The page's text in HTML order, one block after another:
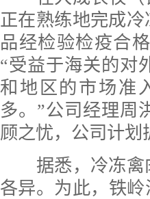
正在熟练地完成
品经检验检疫合
“受益于海关的对
和地区的市场准
多。”公司经理周
顾之忧，公司计划
据悉，冷冻禽
各异。为此，铁